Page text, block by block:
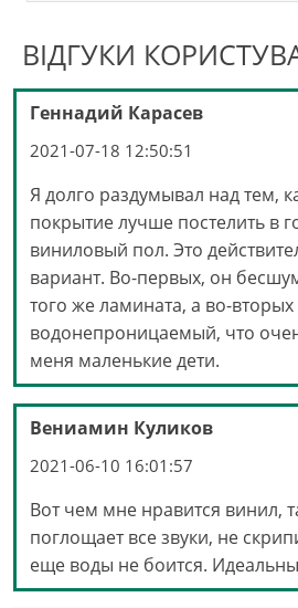
ВІДГУКИ
Геннадий Карасев
2021-07-18 12:50:51
Я долго раздумывал над тем,
покрытие лучше постелить в
виниловый пол. Это
вариант. Во-первых, он
того же ламината, а во-вторых
водонепроницаемый, что
меня маленькие дети.
Вениамин Куликов
2021-06-10 16:01:57
Вот чем мне нравится винил,
поглощает все звуки, не
еще воды не боится.